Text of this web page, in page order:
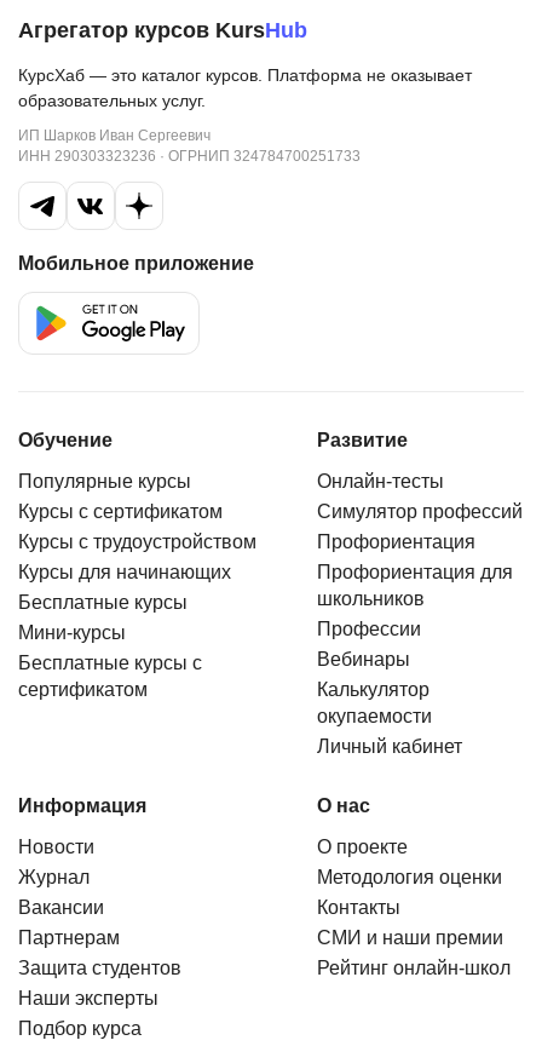
Агрегатор курсов KursHub
КурсХаб — это каталог курсов. Платформа не оказывает
образовательных услуг.
ИП Шарков Иван Сергеевич
ИНН 290303323236 · ОГРНИП 324784700251733
Мобильное приложение
Обучение
Популярные курсы
Курсы с сертификатом
Курсы с трудоустройством
Курсы для начинающих
Бесплатные курсы
Мини-курсы
Бесплатные курсы с
сертификатом
Развитие
Онлайн-тесты
Симулятор профессий
Профориентация
Профориентация для
школьников
Профессии
Вебинары
Калькулятор
окупаемости
Личный кабинет
Информация
Новости
Журнал
Вакансии
Партнерам
Защита студентов
Наши эксперты
Подбор курса
О нас
О проекте
Методология оценки
Контакты
СМИ и наши премии
Рейтинг онлайн-школ